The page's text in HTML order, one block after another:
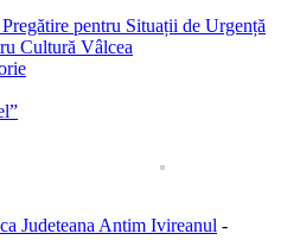
pentru Situații de Urgență
Cultură Vâlcea
Judeteana Antim Ivireanul -